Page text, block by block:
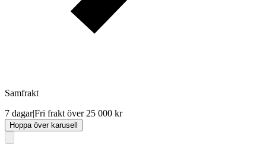
Samfrakt
7 dagar|Fri frakt över 25 000 kr
Hoppa över karusell